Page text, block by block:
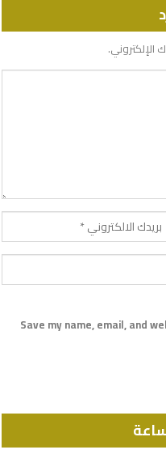
الإلكتروني.
Save my name, email, and